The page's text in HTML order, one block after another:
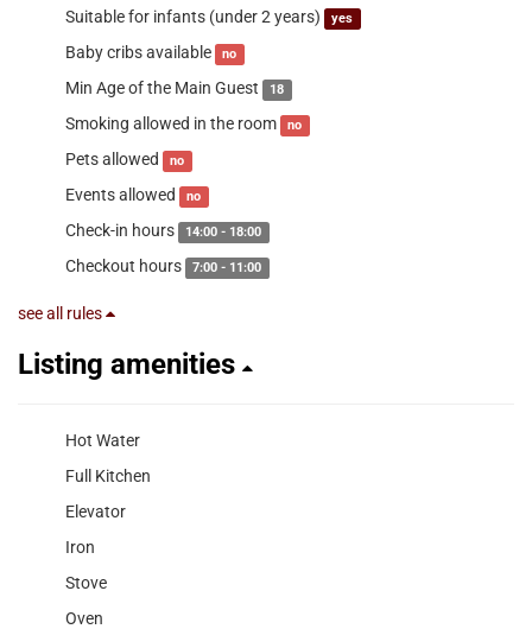
Suitable for infants (under 2 years) yes
Baby cribs available no
Min Age of the Main Guest 18
Smoking allowed in the room no
Pets allowed no
Events allowed no
Check-in hours 14:00 - 18:00
Checkout hours 7:00 - 11:00
see all rules
Listing amenities
Hot Water
Full Kitchen
Elevator
Iron
Stove
Oven